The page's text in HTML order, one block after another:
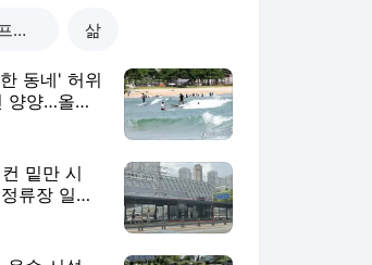
우리품의 아프리카인 삶
동네' 허위
양양…올여
밑만 시
류장 일부